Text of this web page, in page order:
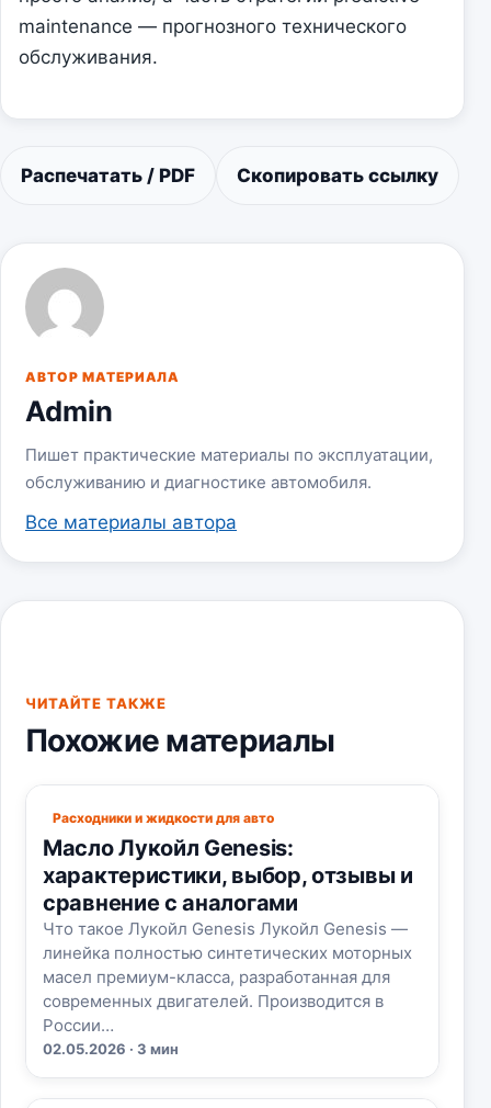
maintenance — прогнозного технического
обслуживания.
Распечатать / PDF Скопировать ссылку
АВТОР МАТЕРИАЛА
Admin
Пишет практические материалы по эксплуатации,
обслуживанию и диагностике автомобиля.
Все материалы автора
ЧИТАЙТЕ ТАКЖЕ
Похожие материалы
Расходники и жидкости для авто
Масло Лукойл Genesis:
характеристики, выбор, отзывы и
сравнение с аналогами
Что такое Лукойл Genesis Лукойл Genesis —
линейка полностью синтетических моторных
масел премиум-класса, разработанная для
современных двигателей. Производится в
России…
02.05.2026 · 3 мин